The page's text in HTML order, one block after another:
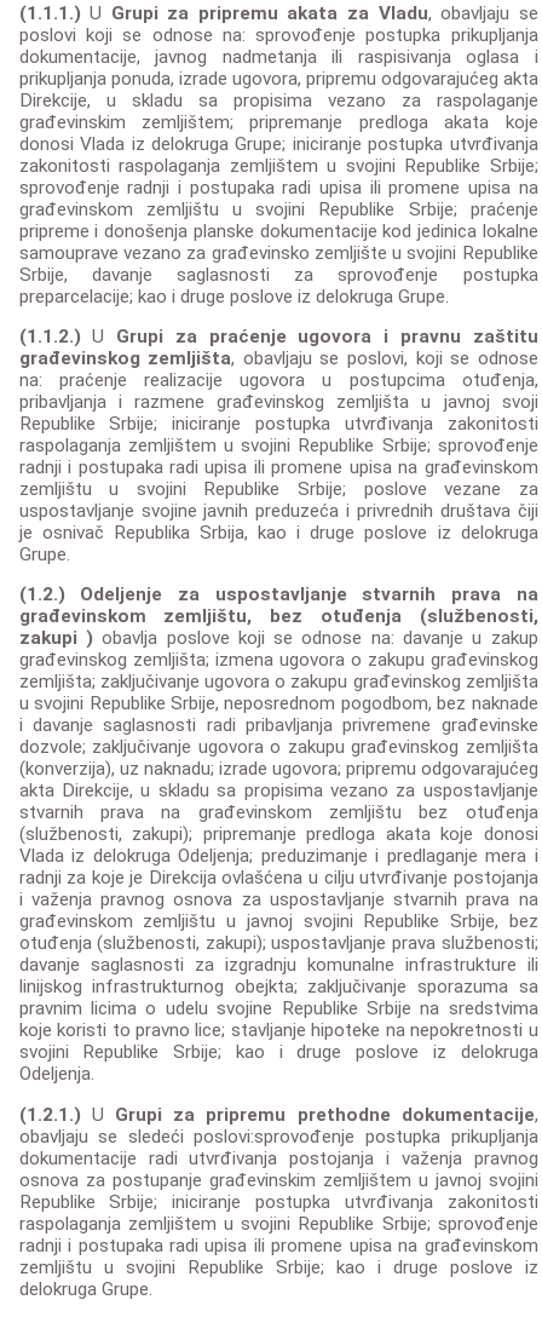
(1.1.1.) U Grupi za pripremu akata za Vladu, obavljaju se
poslovi koji se odnose na: sprovođenje postupka prikupljanja
dokumentacije, javnog nadmetanja ili raspisivanja oglasa i
prikupljanja ponuda, izrade ugovora, pripremu odgovarajućeg akta
Direkcije, u skladu sa propisima vezano za raspolaganje
građevinskim zemljištem; pripremanje predloga akata koje
donosi Vlada iz delokruga Grupe; iniciranje postupka utvrđivanja
zakonitosti raspolaganja zemljištem u svojini Republike Srbije;
sprovođenje radnji i postupaka radi upisa ili promene upisa na
građevinskom zemljištu u svojini Republike Srbije; praćenje
pripreme i donošenja planske dokumentacije kod jedinica lokalne
samouprave vezano za građevinsko zemljište u svojini Republike
Srbije, davanje saglasnosti za sprovođenje postupka
preparcelacije; kao i druge poslove iz delokruga Grupe.
(1.1.2.) U Grupi za praćenje ugovora i pravnu zaštitu
građevinskog zemljišta, obavljaju se poslovi, koji se odnose
na: praćenje realizacije ugovora u postupcima otuđenja,
pribavljanja i razmene građevinskog zemljišta u javnoj svoji
Republike Srbije; iniciranje postupka utvrđivanja zakonitosti
raspolaganja zemljištem u svojini Republike Srbije; sprovođenje
radnji i postupaka radi upisa ili promene upisa na građevinskom
zemljištu u svojini Republike Srbije; poslove vezane za
uspostavljanje svojine javnih preduzeća i privrednih društava čiji
je osnivač Republika Srbija, kao i druge poslove iz delokruga
Grupe.
(1.2.) Odeljenje za uspostavljanje stvarnih prava na
građevinskom zemljištu, bez otuđenja (službenosti,
zakupi ) obavlja poslove koji se odnose na: davanje u zakup
građevinskog zemljišta; izmena ugovora o zakupu građevinskog
zemljišta; zaključivanje ugovora o zakupu građevinskog zemljišta
u svojini Republike Srbije, neposrednom pogodbom, bez naknade
i davanje saglasnosti radi pribavljanja privremene građevinske
dozvole; zaključivanje ugovora o zakupu građevinskog zemljišta
(konverzija), uz naknadu; izrade ugovora; pripremu odgovarajućeg
akta Direkcije, u skladu sa propisima vezano za uspostavljanje
stvarnih prava na građevinskom zemljištu bez otuđenja
(službenosti, zakupi); pripremanje predloga akata koje donosi
Vlada iz delokruga Odeljenja; preduzimanje i predlaganje mera i
radnji za koje je Direkcija ovlašćena u cilju utvrđivanje postojanja
i važenja pravnog osnova za uspostavljanje stvarnih prava na
građevinskom zemljištu u javnoj svojini Republike Srbije, bez
otuđenja (službenosti, zakupi); uspostavljanje prava službenosti;
davanje saglasnosti za izgradnju komunalne infrastrukture ili
linijskog infrastrukturnog obejkta; zaključivanje sporazuma sa
pravnim licima o udelu svojine Republike Srbije na sredstvima
koje koristi to pravno lice; stavljanje hipoteke na nepokretnosti u
svojini Republike Srbije; kao i druge poslove iz delokruga
Odeljenja.
(1.2.1.) U Grupi za pripremu prethodne dokumentacije,
obavljaju se sledeći poslovi:sprovođenje postupka prikupljanja
dokumentacije radi utvrđivanja postojanja i važenja pravnog
osnova za postupanje građevinskim zemljištem u javnoj svojini
Republike Srbije; iniciranje postupka utvrđivanja zakonitosti
raspolaganja zemljištem u svojini Republike Srbije; sprovođenje
radnji i postupaka radi upisa ili promene upisa na građevinskom
zemljištu u svojini Republike Srbije; kao i druge poslove iz
delokruga Grupe.